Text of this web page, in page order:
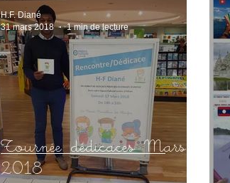
Tournée dédicaces Mars
2018
H.F. Diané
31 mars 2018
1 min de lecture